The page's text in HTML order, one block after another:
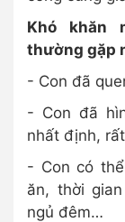
Khó khăn
thường gặp
- Con đã
- Con đã
nhất định,
- Con có
ăn, thời
ngủ đêm…